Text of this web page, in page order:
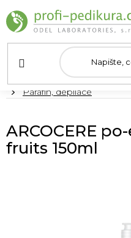
na
obsah
DomůParafín, depilace
ARCOCERE
fruits 150ml